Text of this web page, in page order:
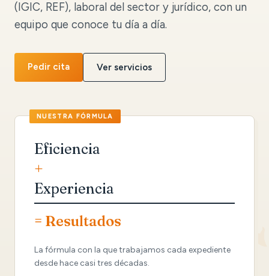
(IGIC, REF), laboral del sector y jurídico, con un
equipo que conoce tu día a día.
Pedir cita Ver servicios
Eficiencia
+
Experiencia
= Resultados
La fórmula con la que trabajamos cada expediente
desde hace casi tres décadas.